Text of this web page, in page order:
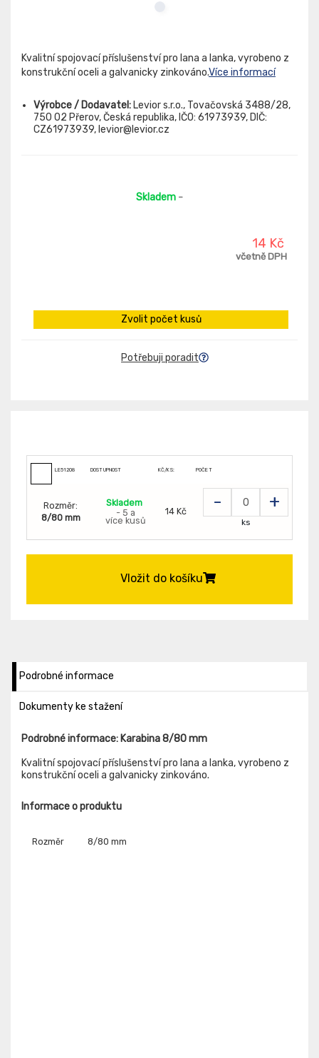
Kvalitní spojovací příslušenství pro lana a lanka, vyrobeno z
konstrukční oceli a galvanicky zinkováno.Více informací
Výrobce / Dodavatel: Levior s.r.o., Tovačovská 3488/28,
750 02 Přerov, Česká republika, IČO: 61973939, DIČ:
CZ61973939, levior@levior.cz
Skladem -
14 Kč
včetně DPH
Zvolit počet kusů
Potřebuji poradit
LE51208 DOSTUPNOST KČ/KS: POČET
Rozměr:
8/80 mm
Skladem
- 5 a
více kusů
14 Kč - +
ks
Vložit do košíku
Podrobné informace
Dokumenty ke stažení
Podrobné informace: Karabina 8/80 mm
Kvalitní spojovací příslušenství pro lana a lanka, vyrobeno z
konstrukční oceli a galvanicky zinkováno.
Informace o produktu
Rozměr 8/80 mm